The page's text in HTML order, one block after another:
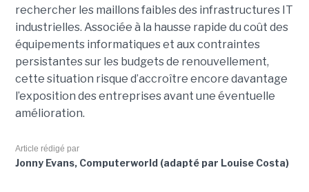
rechercher les maillons faibles des infrastructures IT
industrielles. Associée à la hausse rapide du coût des
équipements informatiques et aux contraintes
persistantes sur les budgets de renouvellement,
cette situation risque d’accroître encore davantage
l’exposition des entreprises avant une éventuelle
amélioration.
Article rédigé par
Jonny Evans, Computerworld (adapté par Louise Costa)